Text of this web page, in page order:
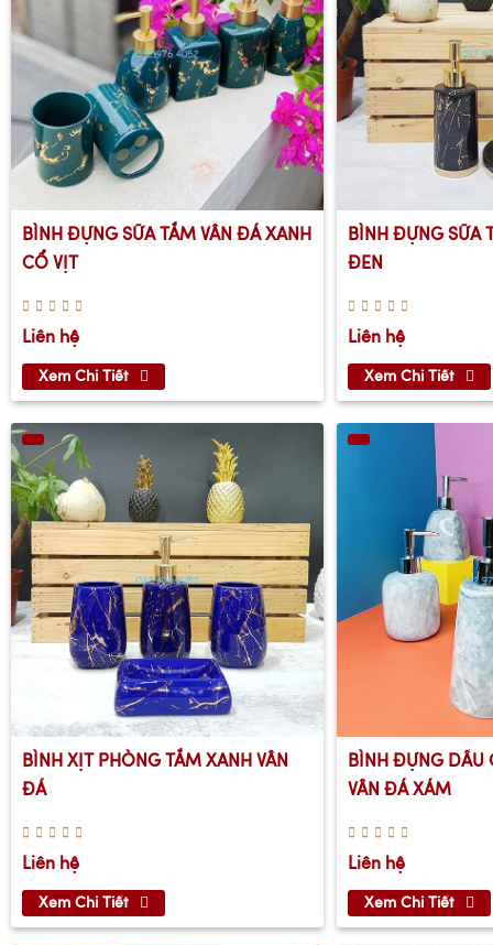
BÌNH ĐỰNG SỮA TẮM VÂN ĐÁ XANH
CỔ VỊT
Liên hệ
Xem Chi Tiết
BÌNH ĐỰNG SỮA
ĐEN
Liên hệ
Xem Chi Tiết
BÌNH XỊT PHÒNG TẮM XANH VÂN
ĐÁ
Liên hệ
Xem Chi Tiết
BÌNH ĐỰNG DẦU
VÂN ĐÁ XÁM
Liên hệ
Xem Chi Tiết